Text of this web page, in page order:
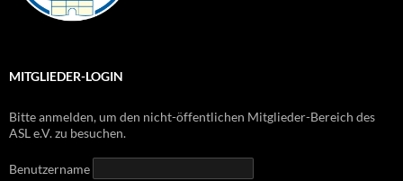
MITGLIEDER-LOGIN
Bitte anmelden, um den nicht-öffentlichen Mitglieder-Bereich des
ASL e.V. zu besuchen.
Benutzername